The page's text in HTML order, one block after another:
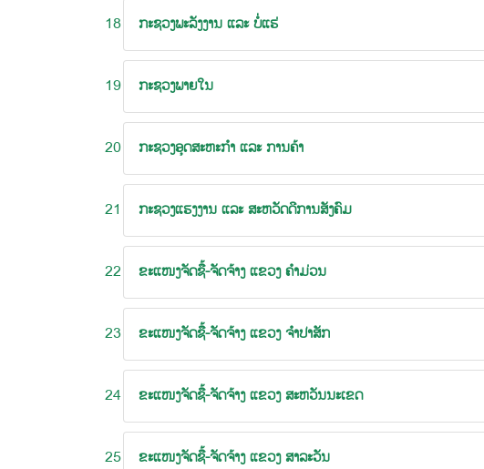
18 ກະຊວງພະລັງງານ ແລະ ບໍ່ແຮ່
19 ກະຊວງພາຍໃນ
20 ກະຊວງອຸດສະຫະກຳ ແລະ ການຄ້າ
21 ກະຊວງແຮງງານ ແລະ ສະຫວັດດີການສັງຄົມ
22 ຂະແໜງຈັດຊື້-ຈັດຈ້າງ ແຂວງ ຄໍາມ່ວນ
23 ຂະແໜງຈັດຊື້-ຈັດຈ້າງ ແຂວງ ຈໍາປາສັກ
24 ຂະແໜງຈັດຊື້-ຈັດຈ້າງ ແຂວງ ສະຫວັນນະເຂດ
25 ຂະແໜງຈັດຊື້-ຈັດຈ້າງ ແຂວງ ສາລະວັນ